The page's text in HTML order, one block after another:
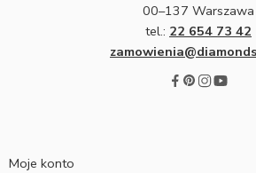
00–137 Warszawa
tel.: 22 654 73 42
Moje konto